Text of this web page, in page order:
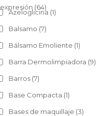
expresión (64)
Azeloglicina (1)
Balsamo (7)
Bálsamo Emoliente (1)
Barra Dermolimpiadora (9)
Barros (7)
Base Compacta (1)
Bases de maquillaje (3)